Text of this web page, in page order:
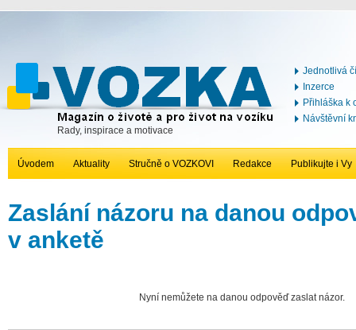
Rady, inspirace a motivace
Jednotlivá
Inzerce
Přihláška k
Návštěvní
Úvodem Aktuality Stručně o VOZKOVI Redakce Publikujte i Vy
Zaslání názoru na danou
v anketě
Nyní nemůžete na danou odpověď zaslat názor.